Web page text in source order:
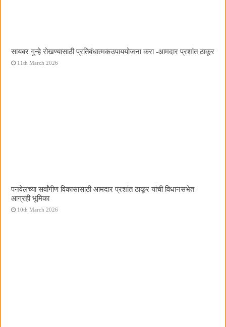
सायबर गुन्हे रोखण्यासाठी प्रतिबंधात्मकउपाययोजना करा -आमदार प्रशांत ठाकूर
11th March 2026
पनवेलच्या सर्वांगीण विकासासाठी आमदार प्रशांत ठाकूर यांची विधानसभेत
आग्रही भूमिका
10th March 2026